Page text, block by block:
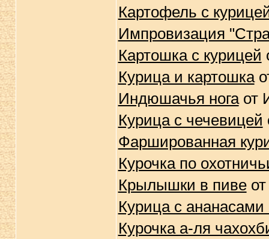
Картофель с
Импровизация
Картошка с курицей
Курица и картошка
Индюшачья ногаот
Курица с чечевицей
Фаршированная
Курочка по
Крылышки в пивеот
Курица с ананасами
Курочка а-ля